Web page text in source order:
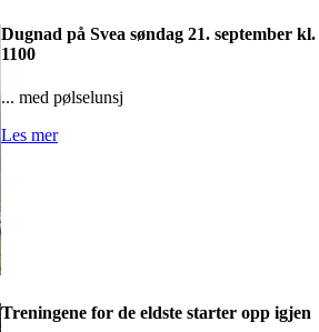
Dugnad på Svea søndag 21. september kl.
1100
... med pølselunsj
Les mer
Treningene for de eldste starter opp igjen